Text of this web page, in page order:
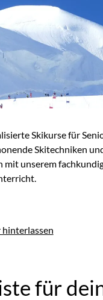
Skikurse für
Skitechniken
mit unserem
für